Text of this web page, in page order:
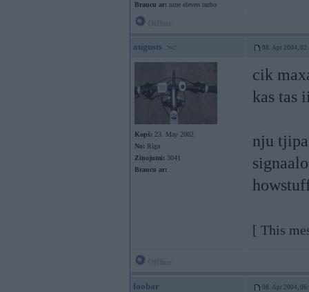
Braucu ar: nine eleven turbo
augusts 08. Apr 2004,
Kopš: 23. May 2002
No: Rīga
Ziņojumi: 3041
Braucu ar:
cik
kas tas
nju
[ This
foobar 08. Apr 2004,